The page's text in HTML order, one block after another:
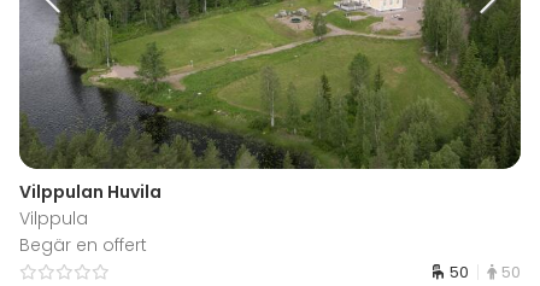
Vilppulan Huvila
Vilppula
Begär en offert
50 50